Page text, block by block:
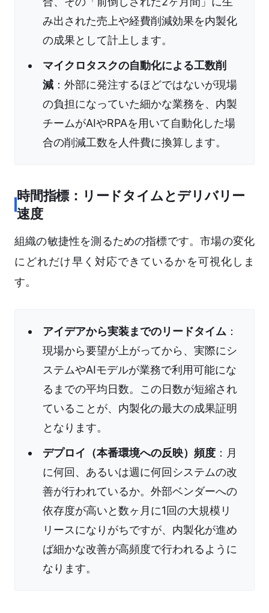
み出された売上や経費削減効果を内製化
の成果として計上します。
マイクロタスクの自動化による工数削
減 ：外部に発注するほどではないが現場
の負担になっていた細かな業務を、内製
チームがAIやRPAを用いて自動化した場
合の削減工数を人件費に換算します。
時間指標：リードタイムとデリバリー
速度
組織の敏捷性を測るための指標です。市場の変化
にどれだけ早く対応できているかを可視化しま
す。
アイデアから実装までのリードタイム ：
現場から要望が上がってから、実際にシ
ステムやAIモデルが業務で利用可能にな
るまでの平均日数。この日数が短縮され
ていることが、内製化の最大の成果証明
となります。
デプロイ（本番環境への反映）頻度 ：月
に何回、あるいは週に何回システムの改
善が行われているか。外部ベンダーへの
依存度が高いと数ヶ月に1回の大規模リ
リースになりがちですが、内製化が進め
ば細かな改善が高頻度で行われるように
なります。